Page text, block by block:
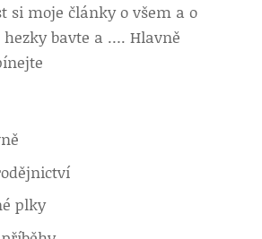
si moje články o všem a o
hezky bavte a …. Hlavně
plky